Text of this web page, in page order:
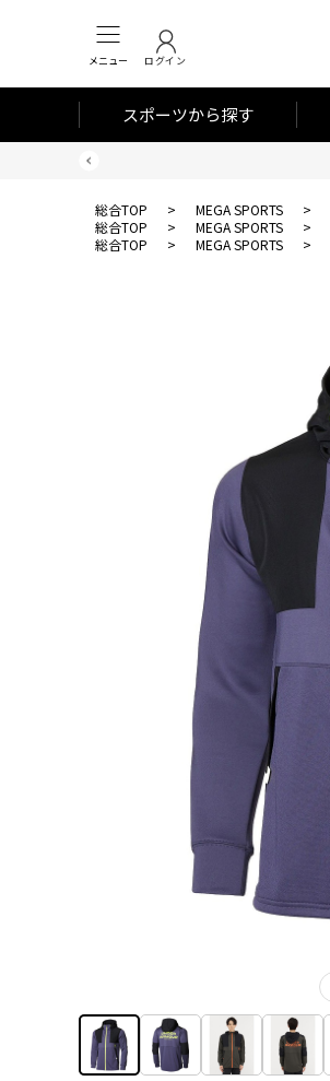
メニュー ログイン
スポーツから探す
総合TOP > MEGA SPORTS >
総合TOP
> MEGA SPORTS >
総合TOP
> MEGA SPORTS >